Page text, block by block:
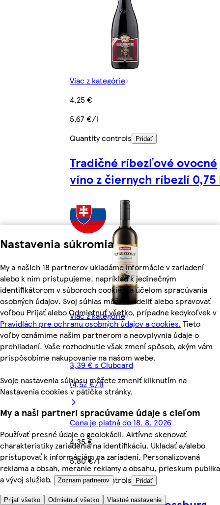
Nastavenia súkromia
My a našich 18 partnerov ukladáme informácie v zariadení
alebo k nim pristupujeme, napríklad k jedinečným
identifikátorom v súboroch cookie, za účelom spracúvania
osobných údajov. Svoj súhlas môžete udeliť alebo spravovať
voľbou Prijať alebo Odmietnuť všetko, prípadne kedykoľvek v
Pravidlách pre ochranu osobných údajov a cookies. Tieto
voľby oznámime našim partnerom a neovplyvnia údaje o
prehliadaní. Vaše rozhodnutie však zmení spôsob, akým vám
prispôsobíme nakupovanie na našom webe.
Svoje nastavenia súhlasu môžete zmeniť kliknutím na
Nastavenia cookies v pätičke stránky.
My a naši partneri spracúvame údaje s cieľom
Používať presné údaje o geolokácii. Aktívne skenovať
charakteristiky zariadenia na identifikáciu. Ukladať a/alebo
pristupovať k informáciám na zariadení. Personalizovaná
reklama a obsah, meranie reklamy a obsahu, prieskum publika
a vývoj služieb.
Zoznam partnerov
Prijať všetko Odmietnuť všetko Vlastné nastavenie
Viac z kategórie
4,25 €
5,67 €/l
Quantity controls
Pridať
Tradičné ríbezľové ovocné
víno z čiernych ríbezlí 0,75
Viac z kategórie
3,39 € s Clubcard
(4,52 €/l)
Cena je platná do 18. 8. 2026
4,35 €
5,80 €/l
Quantity controls
Pridať